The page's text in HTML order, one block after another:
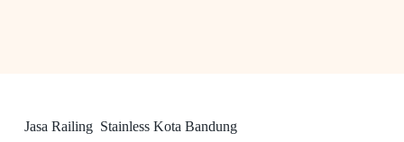
Jasa Railing Stainless Kota Bandung